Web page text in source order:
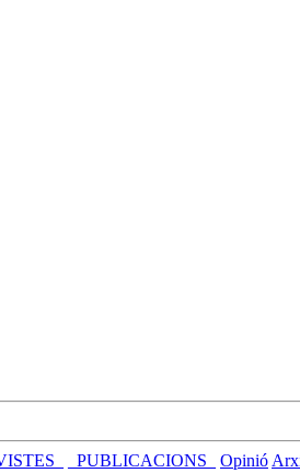
_PUBLICACIONS_ Opinió